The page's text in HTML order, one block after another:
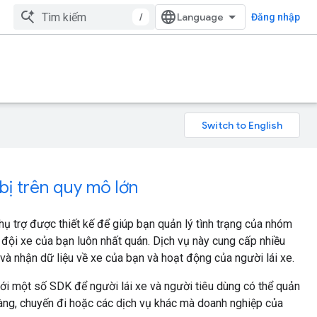
/ Đăng nhập
trên quy mô lớn
trợ được thiết kế để giúp bạn quản lý tình trạng của nhóm
xe của bạn luôn nhất quán. Dịch vụ này cung cấp nhiều
nhận dữ liệu về xe của bạn và hoạt động của người lái xe.
một số SDK để người lái xe và người tiêu dùng có thể quản
chuyến đi hoặc các dịch vụ khác mà doanh nghiệp của